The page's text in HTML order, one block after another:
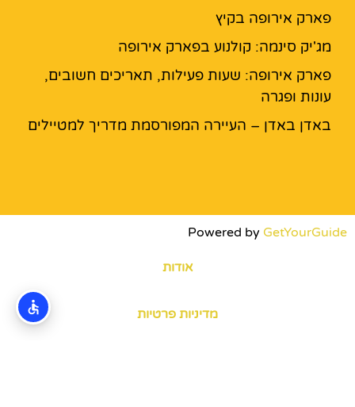
פארק אירופה בקיץ
מג'יק סינמה: קולנוע בפארק אירופה
פארק אירופה: שעות פעילות, תאריכים חשובים,
עונות ופגרה
באדן באדן – העיירה המפורסמת מדריך למטיילים
Powered by GetYourGuide
אודות
מדיניות פרטיות